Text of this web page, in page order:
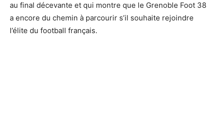
au final décevante et qui montre que le Grenoble Foot 38
a encore du chemin à parcourir s’il souhaite rejoindre
l’élite du football français.